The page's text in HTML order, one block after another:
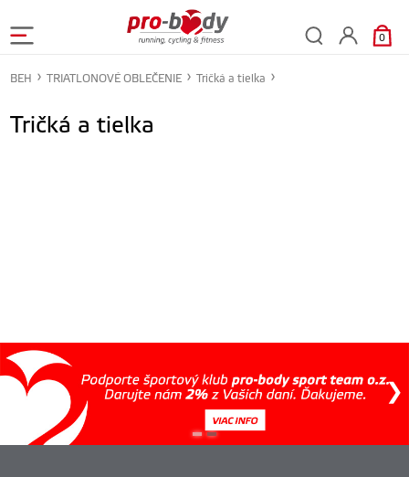
0
BEH TRIATLONOVÉ OBLEČENIE Tričká a tielka
Tričká a tielka